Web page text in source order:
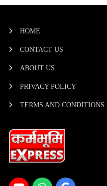
HOME
CONTACT US
ABOUT US
PRIVACY POLICY
TERMS AND CONDITIONS